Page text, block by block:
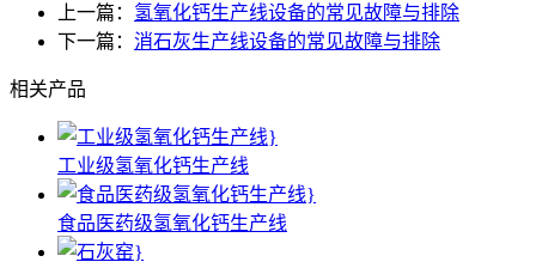
上一篇： 氢氧化钙生产线设备的常见故障与排除
下一篇： 消石灰生产线设备的常见故障与排除
相关产品
工业级氢氧化钙生产线
食品医药级氢氧化钙生产线